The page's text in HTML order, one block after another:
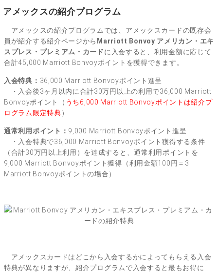
アメックスの紹介プログラム
アメックスの紹介プログラムでは、アメックスカードの既存会
員が紹介する紹介ページから Marriott Bonvoy アメリカン・エキ
スプレス・プレミアム・カードに入会すると、 利用金額に応じて
合計45,000 Marriott Bonvoyポイントを獲得できます 。
入会特典： 36,000 Marriott Bonvoyポイント進呈
・入会後3ヶ月以内に合計30万円以上の利用で36,000 Marriott
Bonvoyポイント（ うち6,000 Marriott Bonvoyポイントは紹介プ
ログラム限定特典）
通常利用ポイント： 9,000 Marriott Bonvoyポイント進呈
・入会特典で36,000 Marriott Bonvoyポイント獲得する条件
（合計30万円以上利用）を達成すると、通常利用ポイントを
9,000 Marriott Bonvoyポイント獲得（利用金額100円＝3
Marriott Bonvoyポイントの場合）
アメックスカードはどこから入会するかによってもらえる入会
特典が異なりますが、 紹介プログラムで入会すると最もお得に